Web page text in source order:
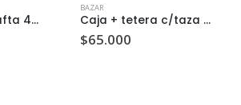
Taza magica nafta 400cc c/u
BAZAR
Caja + tetera c/taza y plato 300cc rosa c/u
$65.000